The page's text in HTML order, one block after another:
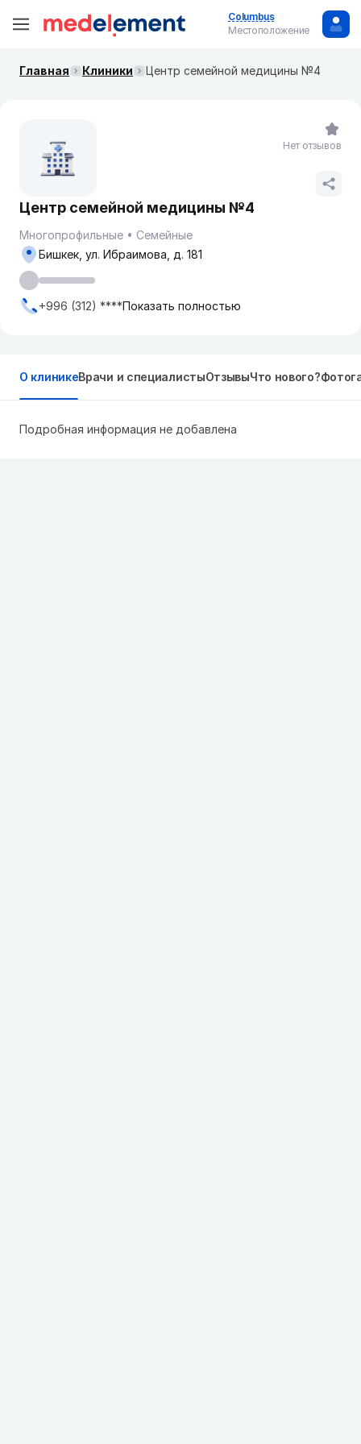
Columbus
Местоположение
Главная Клиники Центр семейной медицины №4
Центр семейной медицины №4
Многопрофильные
Семейные
Бишкек, ул. Ибраимова, д. 181
+996 (312) ****Показать полностью
Нет отзывов
О клиникеВрачи и специалистыОтзывыЧто нового?
Подробная информация не добавлена